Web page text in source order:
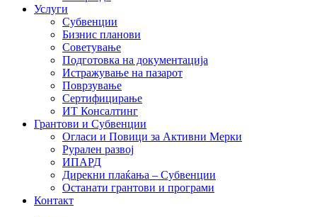
Услуги
Субвенции
Бизнис планови
Советување
Подготовка на документација
Истражување на пазарот
Поврзување
Сертифицирање
ИТ Консалтинг
Грантови и Субвенции
Огласи и Повици за Активни Мерки
Рурален развој
ИПАРД
Дирекни плаќања – Субвенции
Останати грантови и програми
Контакт